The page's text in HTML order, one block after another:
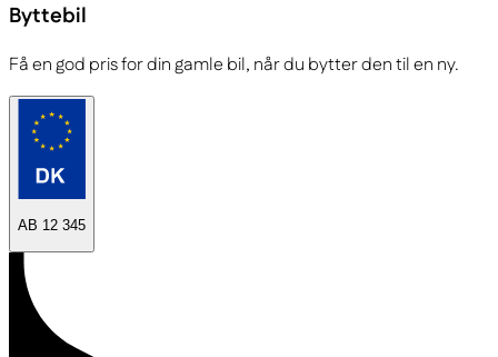
Byttebil
Få en god pris for din gamle bil, når du bytter den til en ny.
AB 12 345